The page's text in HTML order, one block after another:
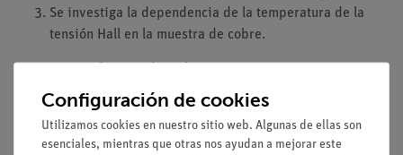
Se investiga la dependencia de la temperatura de la
tensión Hall en la muestra de cobre.
Lo que se puede aprender sobre
El efecto Hall normal
Efecto Hall anómalo
Portadores de carga
Configuración de cookies
Utilizamos cookies en nuestro sitio web. Algunas de ellas son
esenciales, mientras que otras nos ayudan a mejorar este